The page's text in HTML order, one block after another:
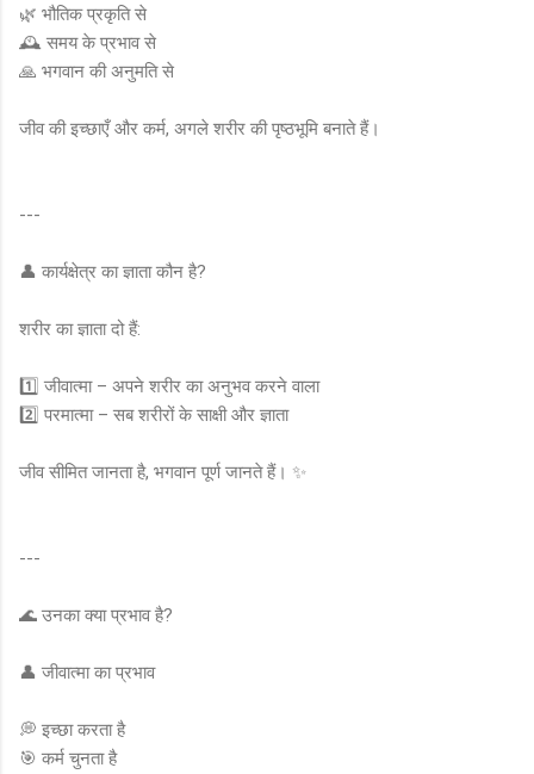
🌿 भौतिक प्रकृति से
🕰️ समय के प्रभाव से
🙏 भगवान की अनुमति से
जीव की इच्छाएँ और कर्म, अगले शरीर की पृष्ठभूमि बनाते हैं।
---
👤 कार्यक्षेत्र का ज्ञाता कौन है?
शरीर का ज्ञाता दो हैं:
1️⃣ जीवात्मा – अपने शरीर का अनुभव करने वाला
2️⃣ परमात्मा – सब शरीरों के साक्षी और ज्ञाता
जीव सीमित जानता है, भगवान पूर्ण जानते हैं। ✨
---
🌊 उनका क्या प्रभाव है?
👤 जीवात्मा का प्रभाव
💭 इच्छा करता है
🎯 कर्म चुनता है